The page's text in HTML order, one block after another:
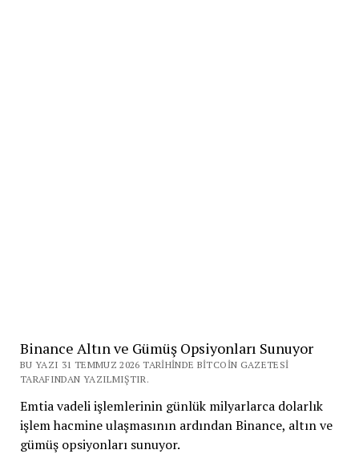
Binance Altın ve Gümüş Opsiyonları Sunuyor
BU YAZI 31 TEMMUZ 2026 TARIHINDE BITCOIN GAZETESI
TARAFINDAN YAZILMIŞTIR.
Emtia vadeli işlemlerinin günlük milyarlarca dolarlık
işlem hacmine ulaşmasının ardından Binance, altın ve
gümüş opsiyonları sunuyor.